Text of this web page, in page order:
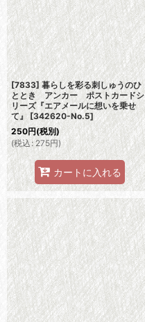
[7833] 暮らしを彩る刺しゅうのひ
ととき アンカー ポストカードシ
リーズ『エアメールに想いを乗せ
て』 [342620-No.5]
250円(税別)
(税込 : 275円)
カートに入れる